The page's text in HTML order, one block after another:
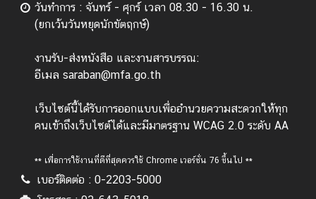
เ
ซี
น
น
ย์
า
ว
วันทำการ : จันทร์ - ศุกร์ เวลา 08.30 - 16.30 น.
(ยกเว้นวันหยุดนักขัตฤกษ์)
งานรับ-ส่งหนังสือ และงานสารบรรณ:
อีเมล saraban@mfa.go.th
เว็บไซต์นี้ได้รับการออกแบบเพื่ออำนวยความสะดวกให้ทุก
คนเข้าถึงเว็บไซต์ได้และมีมาตรฐาน WCAG 2.0 ระดับ AA
** เพื่อการใช้งานที่ดีที่สุดควรใช้ Chrome เวอร์ชั่น 76 ขึ้นไป **
เบอร์ติดต่อ : 0-2203-5000